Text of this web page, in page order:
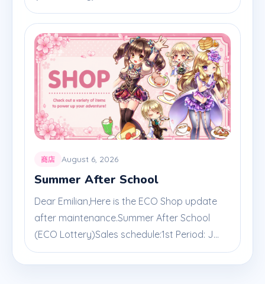
商店 August 6, 2026
Summer After School
Dear Emilian,Here is the ECO Shop update
after maintenance.Summer After School
(ECO Lottery)Sales schedule:1st Period: J...